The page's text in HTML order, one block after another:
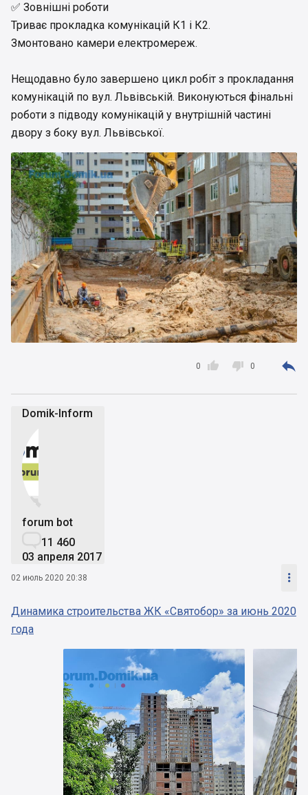
✅ Зовнішні роботи
Триває прокладка комунікацій К1 і К2.
Змонтовано камери електромереж.
Нещодавно було завершено цикл робіт з прокладання
комунікацій по вул. Львівській. Виконуються фінальні
роботи з підводу комунікацій у внутрішній частині
двору з боку вул. Львівської.

0  0 
Domik-Inform


forum bot
11 460
03 апреля 2017
02 июль 2020 20:38 
Динамика строительства ЖК «Святобор» за июнь 2020
года